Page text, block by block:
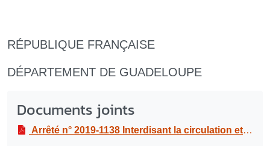
RÉPUBLIQUE FRANÇAISE
DÉPARTEMENT DE GUADELOUPE
Documents joints
Arrêté n° 2019-1138 Interdisant la circulation et le stationnement au boulevard du Général De Gaulle - de l’angle de la rue Pierre LANGLOIS à l’école Saturnin JASOR, du 15/07 au 16/07/2019 du 15/07 au 16/07/2019